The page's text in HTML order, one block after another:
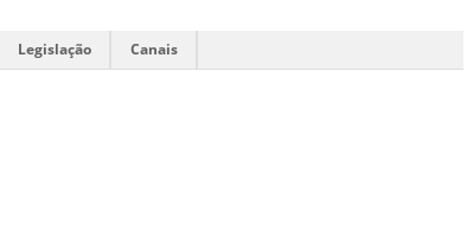
Legislação Canais